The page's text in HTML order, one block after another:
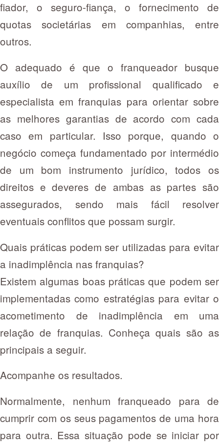
fiador, o seguro-fiança, o fornecimento de
quotas societárias em companhias, entre
outros.
O adequado é que o franqueador busque
auxílio de um profissional qualificado e
especialista em franquias para orientar sobre
as melhores garantias de acordo com cada
caso em particular. Isso porque, quando o
negócio começa fundamentado por intermédio
de um bom instrumento jurídico, todos os
direitos e deveres de ambas as partes são
assegurados, sendo mais fácil resolver
eventuais conflitos que possam surgir.
Quais práticas podem ser utilizadas para evitar
a inadimplência nas franquias?
Existem algumas boas práticas que podem ser
implementadas como estratégias para evitar o
acometimento de inadimplência em uma
relação de franquias. Conheça quais são as
principais a seguir.
Acompanhe os resultados.
Normalmente, nenhum franqueado para de
cumprir com os seus pagamentos de uma hora
para outra. Essa situação pode se iniciar por